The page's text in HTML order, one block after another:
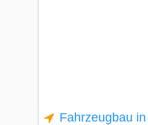
Fahrzeugbau